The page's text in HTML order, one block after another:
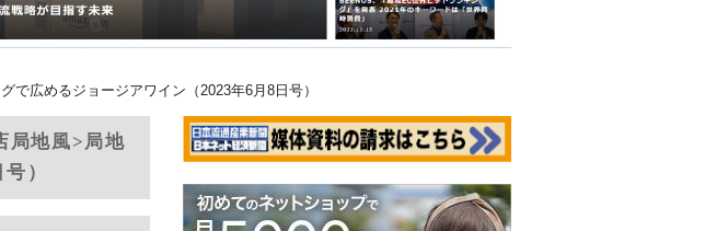
広めるジョージアワイン（2023年6月8日号）
局地風>局地
）